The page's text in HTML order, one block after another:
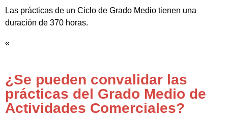
Las prácticas de un Ciclo de Grado Medio tienen una
duración de 370 horas.
«
¿Se pueden convalidar las
prácticas del Grado Medio de
Actividades Comerciales?